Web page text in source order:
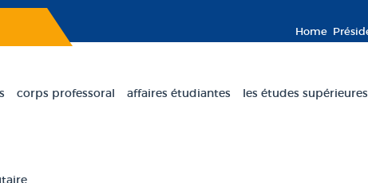
Home
corps professoral affaires étudiantes les études supérieures